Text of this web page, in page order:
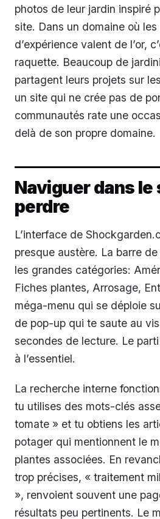
photos de leur jardin inspiré
site. Dans un domaine où les
d’expérience valent de l’or,
raquette. Beaucoup de
partagent leurs projets sur
un site qui ne crée pas de
communautés rate une
delà de son propre domaine.
Naviguer dans
perdre
L’interface de
presque austère. La barre
les grandes catégories:
Fiches plantes, Arrosage,
méga-menu qui se déploie
de pop-up qui te saute au
secondes de lecture. Le
à l’essentiel.
La recherche interne
tu utilises des mots-clés
tomate » et tu obtiens les
potager qui mentionnent le
plantes associées. En
trop précises, « traitement
», renvoient souvent une
résultats peu pertinents. Le